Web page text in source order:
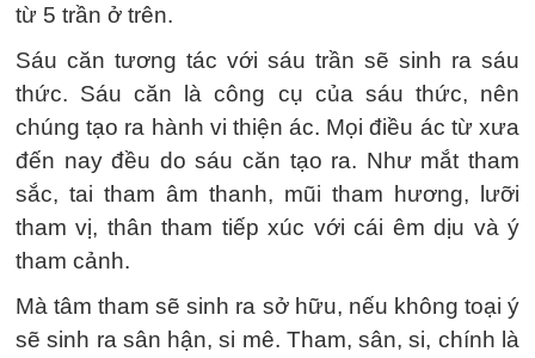
từ 5 trần ở trên.
Sáu căn tương tác với sáu trần sẽ sinh ra sáu
thức. Sáu căn là công cụ của sáu thức, nên
chúng tạo ra hành vi thiện ác. Mọi điều ác từ xưa
đến nay đều do sáu căn tạo ra. Như mắt tham
sắc, tai tham âm thanh, mũi tham hương, lưỡi
tham vị, thân tham tiếp xúc với cái êm dịu và ý
tham cảnh.
Mà tâm tham sẽ sinh ra sở hữu, nếu không toại ý
sẽ sinh ra sân hận, si mê. Tham, sân, si, chính là